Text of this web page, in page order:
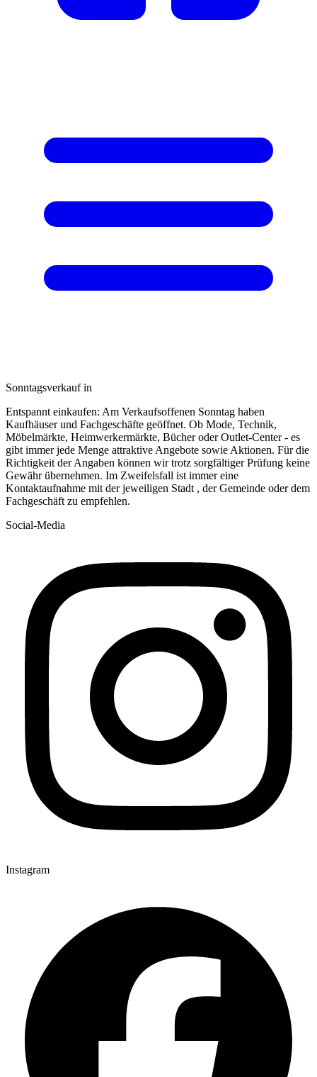
Sonntagsverkauf in
Entspannt einkaufen: Am Verkaufsoffenen Sonntag haben
Kaufhäuser und Fachgeschäfte geöffnet. Ob Mode, Technik,
Möbelmärkte, Heimwerkermärkte, Bücher oder Outlet-Center - es
gibt immer jede Menge attraktive Angebote sowie Aktionen. Für die
Richtigkeit der Angaben können wir trotz sorgfältiger Prüfung keine
Gewähr übernehmen. Im Zweifelsfall ist immer eine
Kontaktaufnahme mit der jeweiligen Stadt , der Gemeinde oder dem
Fachgeschäft zu empfehlen.
Social-Media
Instagram